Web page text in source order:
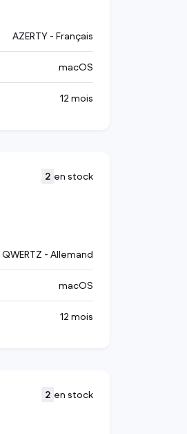
AZERTY - Français
macOS
12 mois
2 en stock
QWERTZ - Allemand
macOS
12 mois
2 en stock